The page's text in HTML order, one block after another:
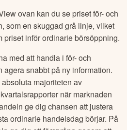
ovan kan du se priset för- och
som en skuggad grå linje, vilket
priset inför ordinarie börsöppning.
med att handla i för- och
agera snabbt på ny information.
majoriteten av
när marknaden
ge dig chansen att justera
ordinarie handelsdag börjar. På